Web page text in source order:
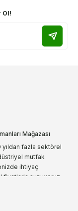
Ol!
Mağazası
yıldan fazla sektörel
mutfak
ihtiyaç
fiyatlarla sunuyoruz.
ilk adreslerden